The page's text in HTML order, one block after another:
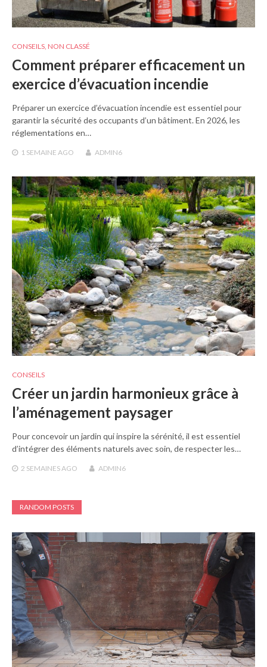
CONSEILS NON CLASSÉ
Comment préparer efficacement un
exercice d’évacuation incendie
Préparer un exercice d’évacuation incendie est essentiel pour
garantir la sécurité des occupants d’un bâtiment. En 2026, les
réglementations en…
1 SEMAINE AGO ADMIN6
CONSEILS
Créer un jardin harmonieux grâce à
l’aménagement paysager
Pour concevoir un jardin qui inspire la sérénité, il est essentiel
d’intégrer des éléments naturels avec soin, de respecter les…
2 SEMAINES AGO ADMIN6
RANDOM POSTS